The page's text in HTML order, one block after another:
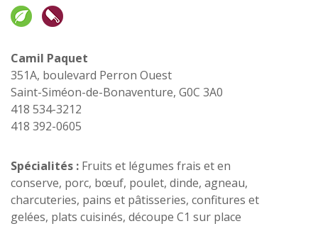
Camil Paquet
351A, boulevard Perron Ouest
Saint-Siméon-de-Bonaventure, G0C 3A0
418 534-3212
418 392-0605
Spécialités : Fruits et légumes frais et en
conserve, porc, bœuf, poulet, dinde, agneau,
charcuteries, pains et pâtisseries, confitures et
gelées, plats cuisinés, découpe C1 sur place